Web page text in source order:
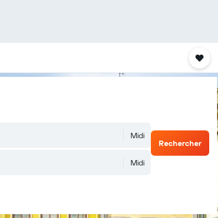
Midi
Midi
Rechercher